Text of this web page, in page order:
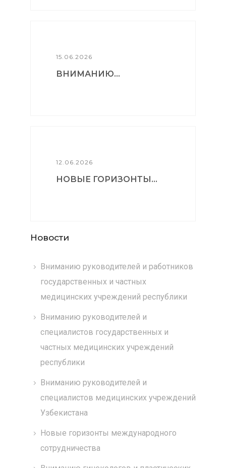
15.06.2026
ВНИМАНИЮ...
12.06.2026
НОВЫЕ ГОРИЗОНТЫ...
Новости
Вниманию руководителей и работников
государственных и частных
медицинских учреждений республики
Вниманию руководителей и
специалистов государственных и
частных медицинских учреждений
республики
Вниманию руководителей и
специалистов медицинских учреждений
Узбекистана
Новые горизонты международного
сотрудничества